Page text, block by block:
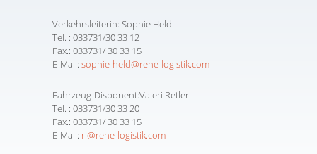
Verkehrsleiterin: Sophie Held
Tel. : 033731/30 33 12
Fax.: 033731/ 30 33 15
E-Mail: sophie-held@rene-logistik.com
Fahrzeug-Disponent:Valeri Retler
Tel. : 033731/30 33 20
Fax.: 033731/ 30 33 15
E-Mail: rl@rene-logistik.com